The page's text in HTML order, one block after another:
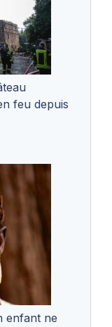
feu depuis
enfant ne